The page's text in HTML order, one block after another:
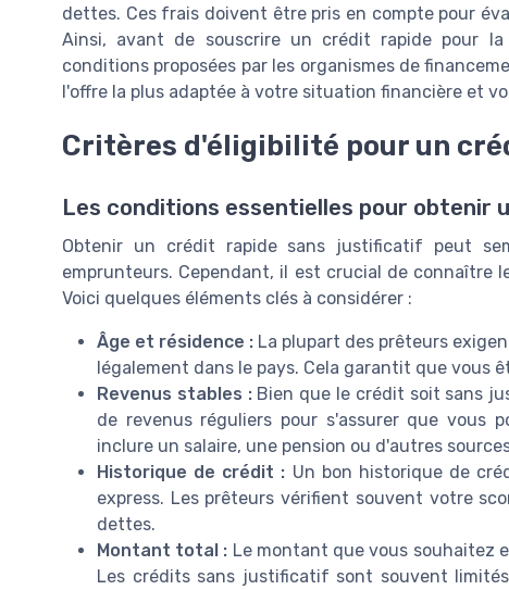
dettes. Ces frais doivent être pris en compte pour
Ainsi, avant de souscrire un crédit rapide pour
conditions proposées par les organismes de
l'offre la plus adaptée à votre situation financière et
Critères d'éligibilité pour un
Les conditions essentielles pour obtenir
Obtenir un crédit rapide sans justificatif peut
emprunteurs. Cependant, il est crucial de connaître
Voici quelques éléments clés à considérer :
Âge et résidence : La plupart des prêteurs
légalement dans le pays. Cela garantit que vous
Revenus stables :Bien que le crédit soit sans
de revenus réguliers pour s'assurer que vous
inclure un salaire, une pension ou d'autres
Historique de crédit : Un bon historique de
express. Les prêteurs vérifient souvent votre
dettes.
Montant total : Le montant que vous souhaitez
Les crédits sans justificatif sont souvent